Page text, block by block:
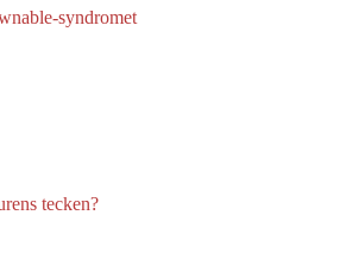
syndromet
tecken?